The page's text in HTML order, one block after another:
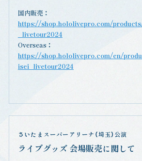
国内販売 ：
https://shop.hololivepro.com/
_livetour2024
Overseas ：
https://shop.hololivepro.com/en/
isei_livetour2024
さいたまスーパーアリーナ（埼玉）公演
ライブグッズ 会場販売に関して